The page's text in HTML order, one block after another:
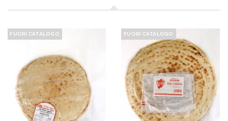
FUORI CATALOGO FUORI CATALOGO